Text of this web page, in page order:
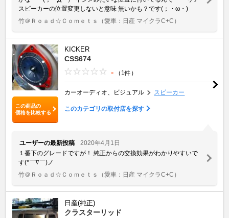
スピーカーの位置変更しないと意味 無いかも？です(；・ω・)
竹＠Ｒｏａｄ☆Ｃｏｍｅｔｓ
（愛車：日産 マイクラC+C）
この商品の
価格を比較する
KICKER
CSS674
- （1件）
カーオーディオ、ビジュアル スピーカー
このカテゴリの取付店を探す
ユーザーの最新投稿
2020年4月1日
１番下のグレードですが！ 純正からの交換効果がわかりやすいで
す(*￣∇￣)ノ
竹＠Ｒｏａｄ☆Ｃｏｍｅｔｓ
（愛車：日産 マイクラC+C）
日産(純正)
クラスターリッド